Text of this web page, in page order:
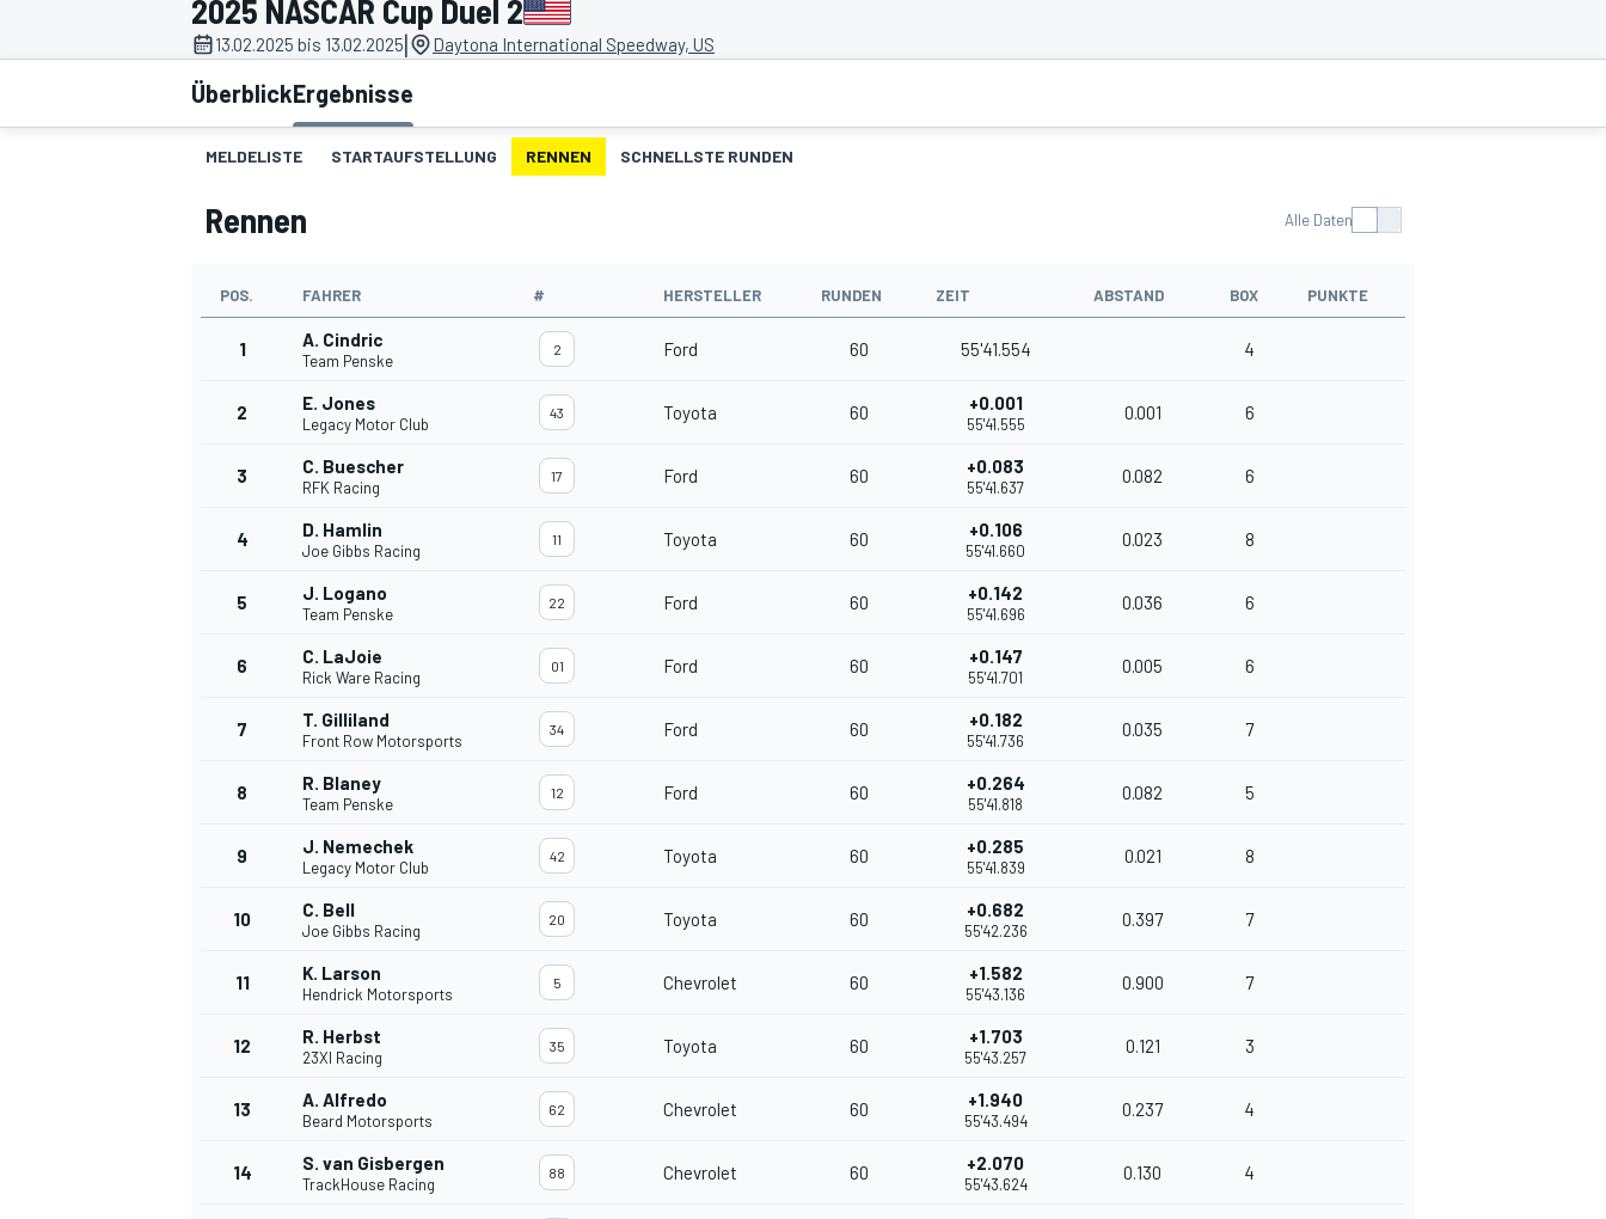
MOTOGP
2025 NASCAR Cup Duel 2
13.02.2025 bis 13.02.2025| Daytona International Speedway, US
ÜberblickErgebnisse
MELDELISTE STARTAUFSTELLUNG RENNEN SCHNELLSTE RUNDEN
Rennen Alle Daten
POS. FAHRER # HERSTELLER RUNDEN ZEIT ABSTAND BOX PUNKTE
1 A. Cindric
Team Penske
2 Ford 60 55'41.554 4
2 E. Jones
Legacy Motor Club
43 Toyota 60 +0.001
55'41.555
0.001 6
3 C. Buescher
RFK Racing
17 Ford 60 +0.083
55'41.637
0.082 6
4 D. Hamlin
Joe Gibbs Racing
11 Toyota 60 +0.106
55'41.660
0.023 8
5 J. Logano
Team Penske
22 Ford 60 +0.142
55'41.696
0.036 6
6 C. LaJoie
Rick Ware Racing
01 Ford 60 +0.147
55'41.701
0.005 6
7 T. Gilliland
Front Row Motorsports
34 Ford 60 +0.182
55'41.736
0.035 7
8 R. Blaney
Team Penske
12 Ford 60 +0.264
55'41.818
0.082 5
9 J. Nemechek
Legacy Motor Club
42 Toyota 60 +0.285
55'41.839
0.021 8
10 C. Bell
Joe Gibbs Racing
20 Toyota 60 +0.682
55'42.236
0.397 7
11 K. Larson
Hendrick Motorsports
5 Chevrolet 60 +1.582
55'43.136
0.900 7
12 R. Herbst
23XI Racing
35 Toyota 60 +1.703
55'43.257
0.121 3
13 A. Alfredo
Beard Motorsports
62 Chevrolet 60 +1.940
55'43.494
0.237 4
14 S. van Gisbergen
TrackHouse Racing
88 Chevrolet 60 +2.070
55'43.624
0.130 4